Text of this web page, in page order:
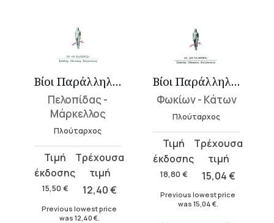
Βίοι Παράλληλοι 8
Πελοπίδας -
Μάρκελλος
Πλούταρχος
15,50 €
Original
price
was:
12,40€
Current
price
is:
Previous lowest price
was 12,40 €.
Βίοι Παράλληλοι 16
Φωκίων - Κάτων
Πλούταρχος
18,80 €
Original
price
was:
15,04€
Current
price
is:
Previous lowest price
was 15,04 €.